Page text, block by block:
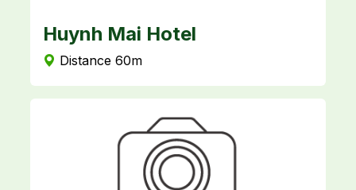
Huynh Mai Hotel
Distance 60m